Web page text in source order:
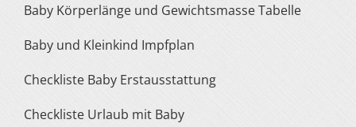
Baby Körperlänge und Gewichtsmasse Tabelle
Baby und Kleinkind Impfplan
Checkliste Baby Erstausstattung
Checkliste Urlaub mit Baby